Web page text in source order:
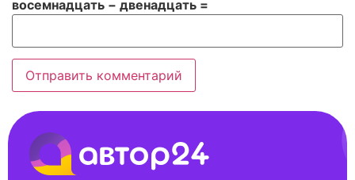
восемнадцать − двенадцать =